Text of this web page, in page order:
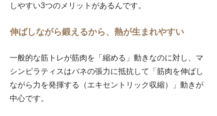
しやすい3つのメリットがあるんです。
伸ばしながら鍛えるから、熱が生まれやすい
一般的な筋トレが筋肉を「縮める」動きなのに対し、マ
シンピラティスはバネの張力に抵抗して「筋肉を伸ばし
ながら力を発揮する（エキセントリック収縮）」動きが
中心です。